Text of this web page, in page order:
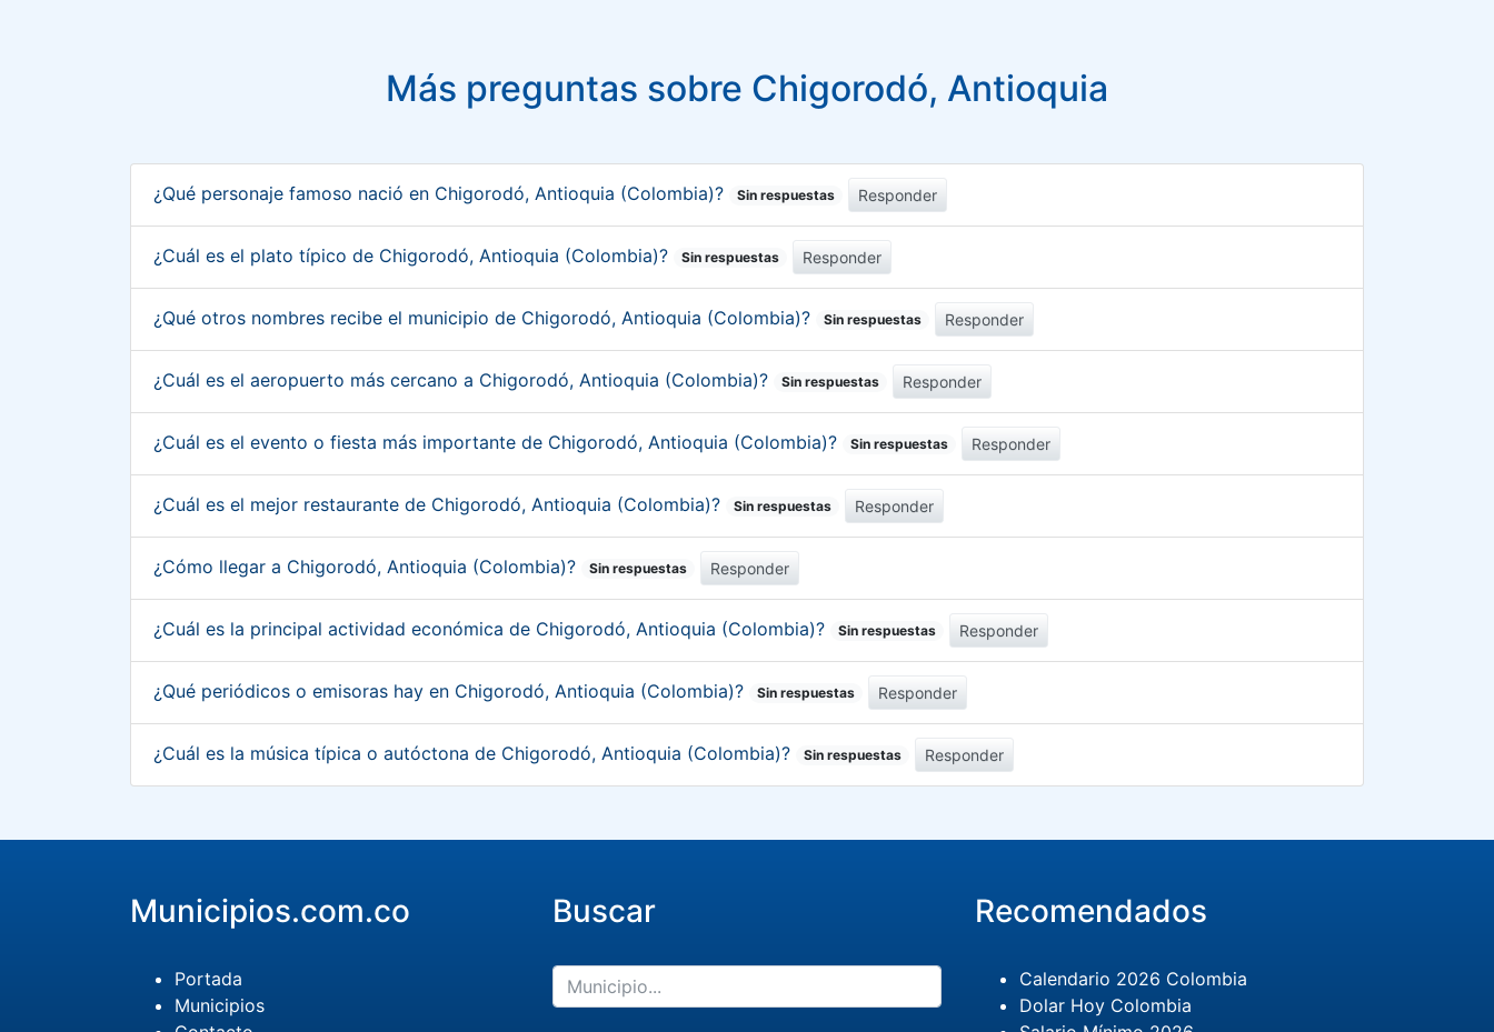
Más preguntas sobre Chigorodó, Antioquia
¿Qué personaje famoso nació en Chigorodó, Antioquia (Colombia)? Sin respuestas Responder
¿Cuál es el plato típico de Chigorodó, Antioquia (Colombia)? Sin respuestas Responder
¿Qué otros nombres recibe el municipio de Chigorodó, Antioquia (Colombia)? Sin respuestas Responder
¿Cuál es el aeropuerto más cercano a Chigorodó, Antioquia (Colombia)? Sin respuestas Responder
¿Cuál es el evento o fiesta más importante de Chigorodó, Antioquia (Colombia)? Sin respuestas Responder
¿Cuál es el mejor restaurante de Chigorodó, Antioquia (Colombia)? Sin respuestas Responder
¿Cómo llegar a Chigorodó, Antioquia (Colombia)? Sin respuestas Responder
¿Cuál es la principal actividad económica de Chigorodó, Antioquia (Colombia)? Sin respuestas Responder
¿Qué periódicos o emisoras hay en Chigorodó, Antioquia (Colombia)? Sin respuestas Responder
¿Cuál es la música típica o autóctona de Chigorodó, Antioquia (Colombia)? Sin respuestas Responder
Municipios.com.co
Portada
Municipios
Buscar Recomendados
Calendario 2026 Colombia
Dolar Hoy Colombia